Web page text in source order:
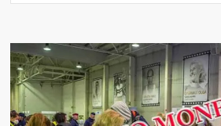
e
n
on